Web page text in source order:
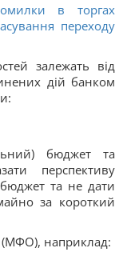
в торгах
переходу
залежать від
дій банком
бюджет та
перспективу
та не дати
за короткий
наприклад: